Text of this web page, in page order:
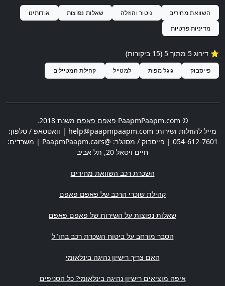
השוואת מחירים ניטור והוזלה שאלות נפוצות
אודותינו
מדיניות פרטיות
⭐️ דירוג 5 מתוך 5 (15 ביקורות)
פייסבוק גוגל מפות למטייל קהילת המטיילים
© PaapmPaapm.com פאפם פאפם משנת 2018.
מייל להוזלות ושירות: help@paapmpaapm.com | וואטסאפ / טלפון:
054-612-7601 | פייסבוק / מסנג'ר: @PaapmPaapm.cars | משרדים:
חיים ויטאל 20
, תל אביב
השכרת רכב השוואת מחירים
קהילת שוכרי הרכב של פאפם פאפם
שאלות נפוצות על השירות של פאפם פאפם
הסבר מורחב על ביטוח השכרת רכב בחו"ל
האם צריך רישיון נהיגה בינלאומי
איפה מוציאים רישיון נהיגה בינלאומי? כל הסניפים